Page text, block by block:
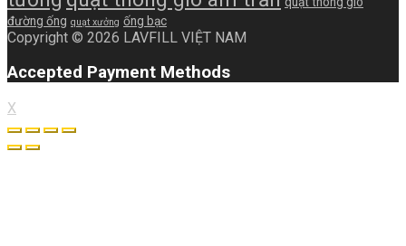
đường ống quạt xưởng ống bạc
Copyright © 2026 LAVFILL VIỆT NAM
Accepted Payment Methods
X